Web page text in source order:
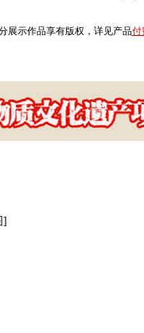
展示作品享有版权，详见产品付
]